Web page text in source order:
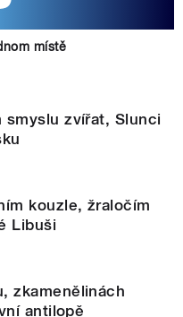
místě
smyslu zvířat, Slunci
kouzle, žraločím
Libuši
zkamenělinách
antilopě